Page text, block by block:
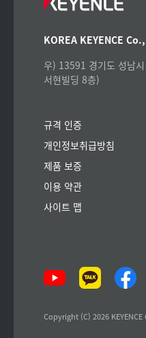
KOREA KEYENCE
우) 13591 경기도 성남
서현빌딩 8층)
규격 인증
개인정보취급방침
제품 보증
이용 약관
사이트 맵
Copyright (C) 2026